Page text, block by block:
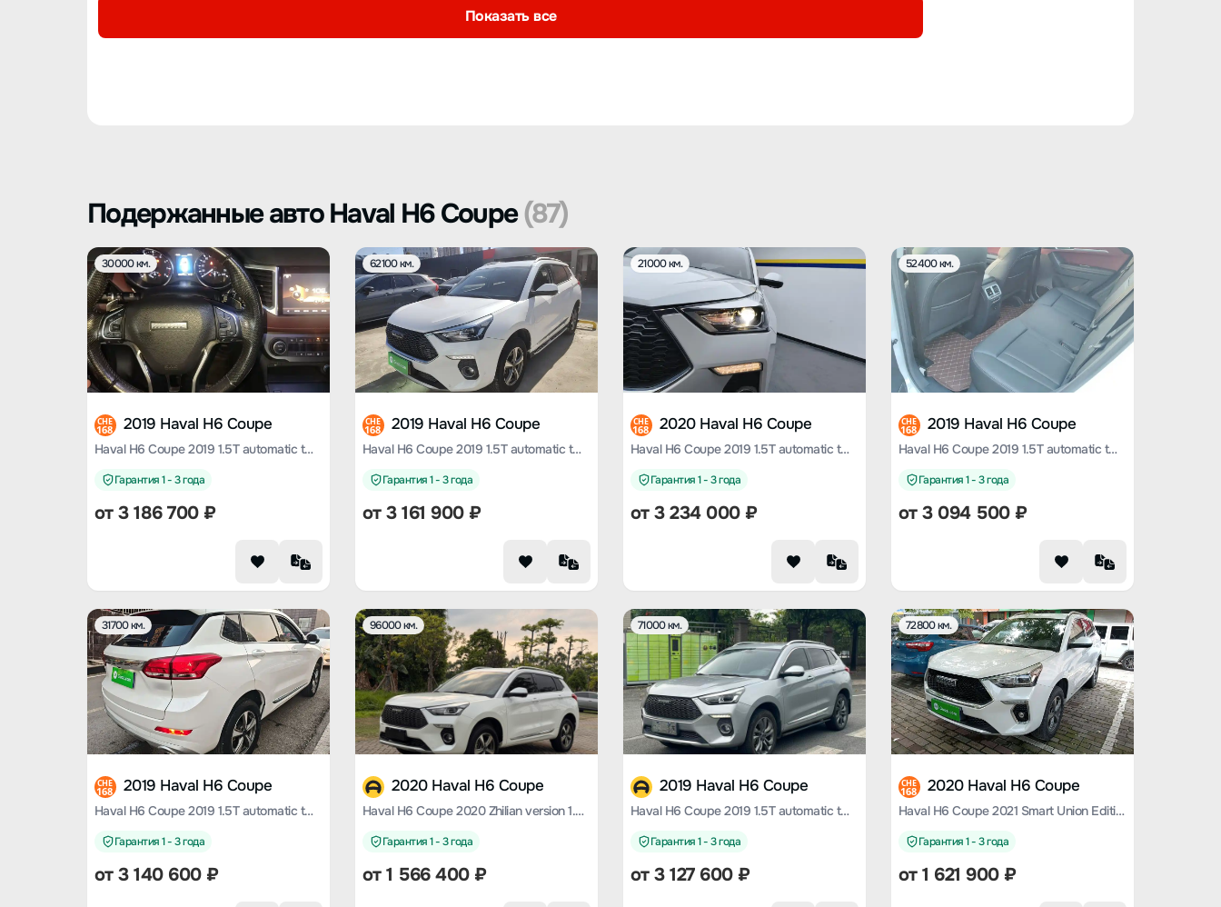
Показать все
Подержанные авто Haval H6 Coupe(87)
30000 км.
CHE
168 2019 Haval H6 Coupe
Haval H6 Coupe 2019 1.5T automatic two-wheel drive elite country VI
Гарантия 1 - 3 года
от3 186 700₽
62100 км.
CHE
168 2019 Haval H6 Coupe
Haval H6 Coupe 2019 1.5T automatic two-wheel drive luxury Smart Union edition Country VI
Гарантия 1 - 3 года
от3 161 900₽
21000 км.
CHE
168 2020 Haval H6 Coupe
Haval H6 Coupe 2019 1.5T automatic two-wheel drive luxury Smart Union edition Country VI
Гарантия 1 - 3 года
от3 234 000₽
52400 км.
CHE
168 2019 Haval H6 Coupe
Haval H6 Coupe 2019 1.5T automatic two-wheel drive elite National V
Гарантия 1 - 3 года
от3 094 500₽
31700 км.
CHE
168 2019 Haval H6 Coupe
Haval H6 Coupe 2019 1.5T automatic two-wheel drive elite country VI
Гарантия 1 - 3 года
от3 140 600₽
96000 км.
2020 Haval H6 Coupe
Haval H6 Coupe 2020 Zhilian version 1.5T automatic two-wheel drive luxury Zhilian type
Гарантия 1 - 3 года
от1 566 400₽
71000 км.
2019 Haval H6 Coupe
Haval H6 Coupe 2019 1.5T automatic two-wheel drive Super Hao Zhilian edition Country VI
Гарантия 1 - 3 года
от3 127 600₽
72800 км.
CHE
168 2020 Haval H6 Coupe
Haval H6 Coupe 2021 Smart Union Edition 1.5T automatic two-wheel drive Luxury Smart Union Edition
Гарантия 1 - 3 года
от1 621 900₽